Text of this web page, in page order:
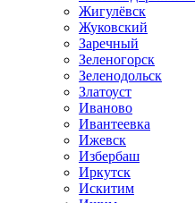
Жигулёвск
Жуковский
Заречный
Зеленогорск
Зеленодольск
Златоуст
Иваново
Ивантеевка
Ижевск
Избербаш
Иркутск
Искитим